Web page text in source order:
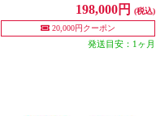
ンパクト/W/2026年度 CS-EX566D2-ES
ET
198,000円
(税込)
20,000円クーポン
発送目安：1ヶ月